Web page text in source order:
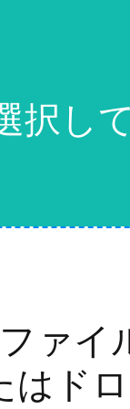
択し
ァイ
はド